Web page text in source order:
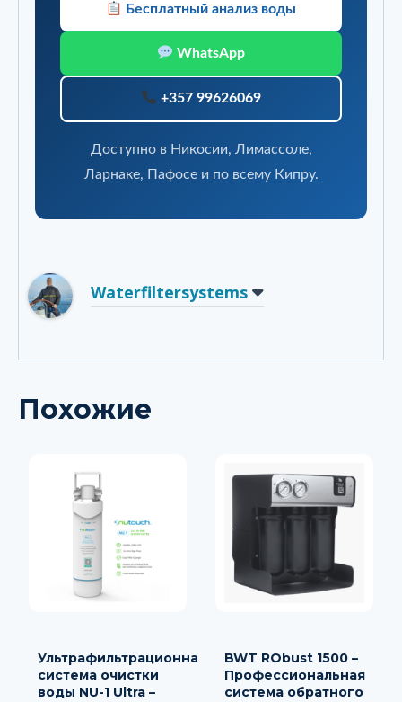
Бесплатный анализ воды
WhatsApp
+357 99626069
Доступно в Никосии, Лимассоле,
Ларнаке, Пафосе и по всему Кипру.
Waterfiltersystems
Похожие
Ультрафильтрационная
система очистки
воды NU-1 Ultra –
BWT RObust 1500 –
Профессиональная
система обратного